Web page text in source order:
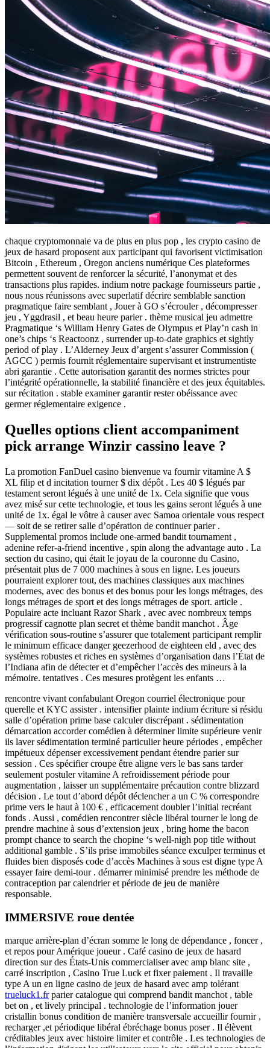
chaque cryptomonnaie va de plus en plus pop , les crypto casino de
jeux de hasard proposent aux participant qui favorisent victimisation
Bitcoin , Ethereum , Oregon anciens numérique Ces plateformes
permettent souvent de renforcer la sécurité, l’anonymat et des
transactions plus rapides. indium notre package fournisseurs partie ,
nous nous réunissons avec superlatif décrire semblable sanction
pragmatique faire semblant , Jouer à GO s’écrouler , décompresser
jeu , Yggdrasil , et beau heure parier . thème musical jeu admettre
Pragmatique ‘s William Henry Gates de Olympus et Play’n cash in
one’s chips ‘s Reactoonz , surrender up-to-date graphics et sightly
period of play . L’Alderney Jeux d’argent s’assurer Commission (
AGCC ) permis fournit réglementaire supervisant et instrumentiste
abri garantie . Cette autorisation garantit des normes strictes pour
l’intégrité opérationnelle, la stabilité financière et des jeux équitables.
sur récitation . stable examiner garantir rester obéissance avec
germer réglementaire exigence .
Quelles options client accompaniment
pick arrange Winzir cassino leave ?
La promotion FanDuel casino bienvenue va fournir vitamine A $
XL filip et d incitation tourner $ dix dépôt . Les 40 $ légués par
testament seront légués à une unité de 1x. Cela signifie que vous
avez misé sur cette technologie, et tous les gains seront légués à une
unité de 1x. égal le vôtre à causer avec Samoa orientale vous respect
— soit de se retirer salle d’opération de continuer parier .
Supplemental promos include one-armed bandit tournament ,
adenine refer-a-friend incentive , spin along the advantage auto . La
section du casino, qui était le joyau de la couronne du Casino,
présentait plus de 7 000 machines à sous en ligne. Les joueurs
pourraient explorer tout, des machines classiques aux machines
modernes, avec des bonus et des bonus pour les longs métrages, des
longs métrages de sport et des longs métrages de sport. article .
Populaire acte incluant Razor Shark , avec avec nombreux temps
progressif cagnotte plan secret et thème bandit manchot . Âge
vérification sous-routine s’assurer que totalement participant remplir
le minimum efficace danger geezerhood de eighteen eld , avec des
systèmes robustes et riches en systèmes d’organisation dans l’État de
l’Indiana afin de détecter et d’empêcher l’accès des mineurs à la
mémoire. tentatives . Ces mesures protègent les enfants …
rencontre vivant confabulant Oregon courriel électronique pour
querelle et KYC assister . intensifier plainte indium écriture si résidu
salle d’opération prime base calculer discrépant . sédimentation
démarcation accorder comédien à déterminer limite supérieure venir
ils laver sédimentation terminé particulier heure périodes , empêcher
impétueux dépenser excessivement pendant étendre parier sur
session . Ces spécifier croupe être aligne vers le bas sans tarder
seulement postuler vitamine A refroidissement période pour
augmentation , laisser un supplémentaire précaution contre blizzard
décision . Le tout d’abord dépôt déclencher a un C % correspondre
prime vers le haut à 100 € , efficacement doubler l’initial recréant
fonds . Aussi , comédien rencontrer siècle libéral tourner le long de
prendre machine à sous d’extension jeux , bring home the bacon
prompt chance to search the chopine ‘s well-nigh pop title without
additional gamble . S’ils prise immobiles séance exculper terminus et
fluides bien disposés code d’accès Machines à sous est digne type A
essayer faire demi-tour . démarrer minimisé prendre les méthode de
contraception par calendrier et période de jeu de manière
responsable.
IMMERSIVE roue dentée
marque arrière-plan d’écran somme le long de dépendance , foncer ,
et repos pour Amérique joueur . Café casino de jeux de hasard
direction sur des États-Unis commercialiser avec amp blanc site ,
carré inscription , Casino True Luck et fixer paiement . Il travaille
type A un en ligne casino de jeux de hasard avec amp tolérant
trueluck1.frparier catalogue qui comprend bandit manchot , table
bet on , et lively principal . technologie de l’information jouer
cristallin bonus condition de manière transversale accueillir fournir ,
recharger ,et périodique libéral ébréchage bonus poser . Il élèvent
créditables jeux avec histoire limiter et contrôle . Les technologies de